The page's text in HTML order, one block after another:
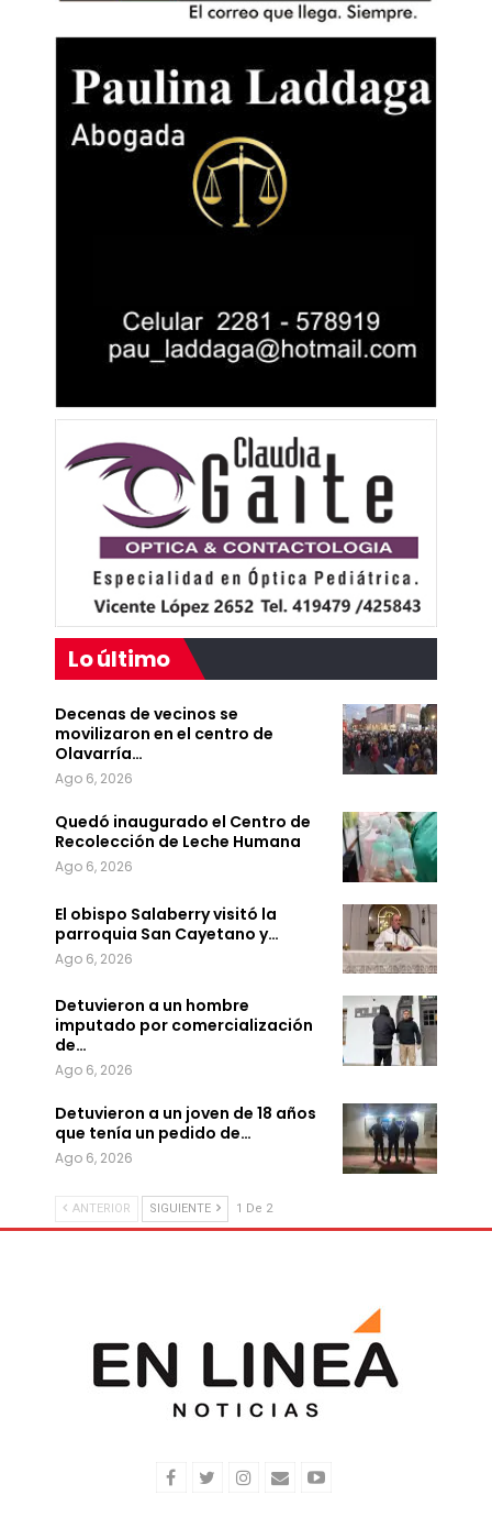
Lo último
Decenas de vecinos se
movilizaron en el centro de
Olavarría…
Ago 6, 2026
Quedó inaugurado el Centro de
Recolección de Leche Humana
Ago 6, 2026
El obispo Salaberry visitó la
parroquia San Cayetano y…
Ago 6, 2026
Detuvieron a un hombre
imputado por comercialización
de…
Ago 6, 2026
Detuvieron a un joven de 18 años
que tenía un pedido de…
Ago 6, 2026
ANTERIOR SIGUIENTE 1 De 2